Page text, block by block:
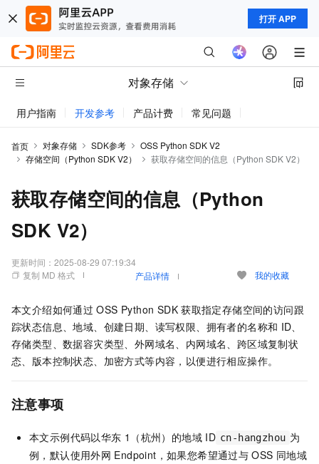
打开 APP
对象存储
用户指南 开发参考 产品计费 常见问题
首页 对象存储 SDK参考
OSS Python SDK V2
存储空间（Python SDK V2）
获取存储空间的信息（Python SDK V2）
获取存储空间的信息（Python
SDK V2）
更新时间： 2025-08-29 07:19:34
复制 MD 格式
产品详情 我的收藏
本文介绍如何通过 OSS Python SDK 获取指定存储空间的访问跟
踪状态信息、地域、创建日期、读写权限、拥有者的名称和 ID、
存储类型、数据容灾类型、外网域名、内网域名、跨区域复制状
态、版本控制状态、加密方式等内容，以便进行相应操作。
注意事项
本文示例代码以华东 1（杭州）的地域 ID cn-hangzhou 为
例，默认使用外网 Endpoint，如果您希望通过与 OSS 同地域